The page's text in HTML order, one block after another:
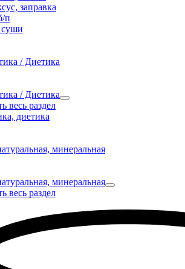
заправка
п
суши
/ Диетика
/ Диетика
весь раздел
диетика
минеральная
минеральная
весь раздел